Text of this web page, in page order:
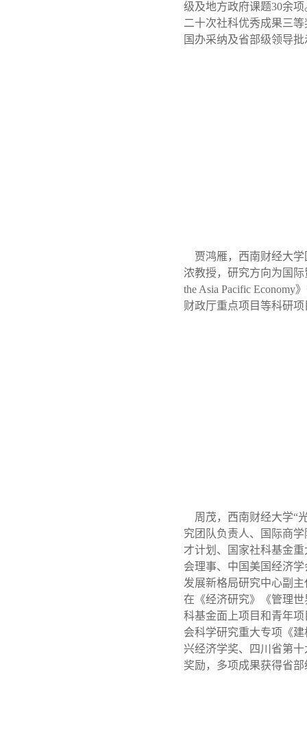
级及地方政府课题30余项
二十次社科优秀成果三
国办采纳及省部级领导批
贾鸿雁，西南财经大学
浓教授，研究方向为国
the Asia Pacific Economy
财政厅重点项目等科研项
周茂，西南财经大学“
究团队负责人、国际商
才计划、国家社科基金
会理事、中国美国经济
发展新格局研究中心副
在《经济研究》《管理
科基金面上项目和青年
会科学研究重大专项《
兴经济学奖、四川省第
奖励，多项成果获得省